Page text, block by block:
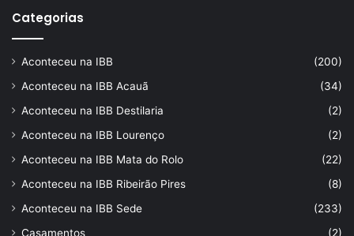
Categorias
Aconteceu na IBB
(200)
Aconteceu na IBB Acauã
(34)
Aconteceu na IBB Destilaria
(2)
Aconteceu na IBB Lourenço
(2)
Aconteceu na IBB Mata do Rolo
(22)
Aconteceu na IBB Ribeirão Pires
(8)
Aconteceu na IBB Sede
(233)
Casamentos
(2)